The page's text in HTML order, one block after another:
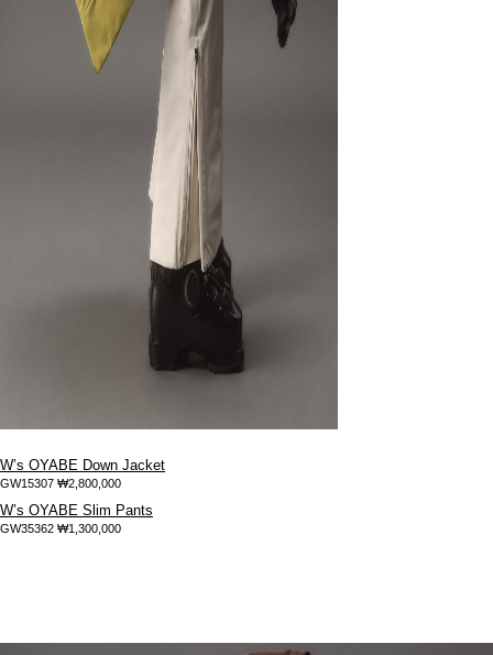
W’s OYABE Down Jacket
GW15307 ₩2,800,000
W’s OYABE Slim Pants
GW35362 ₩1,300,000